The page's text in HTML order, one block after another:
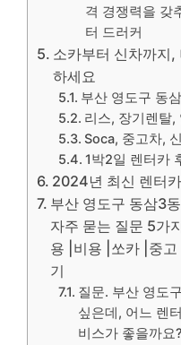
격 경쟁력을 갖
터 드러커
소카부터 신차까지,
하세요
부산 영도구 동
리스, 장기렌탈,
Soca, 중고차,
1박2일 렌터카
2024년 최신 렌터
부산 영도구 동삼3
자주 묻는 질문 5가
용 |비용 |쏘카 |중
기
질문. 부산 영도
싶은데, 어느 렌
비스가 좋을까요?